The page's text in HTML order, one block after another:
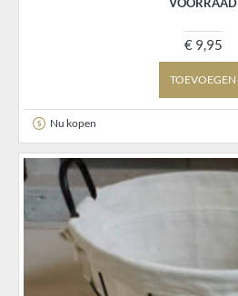
€ 9,95
TOEVOEGEN
Nu kopen